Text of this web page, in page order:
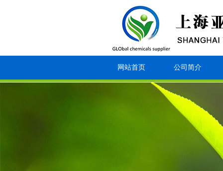
网站首页 公司简介